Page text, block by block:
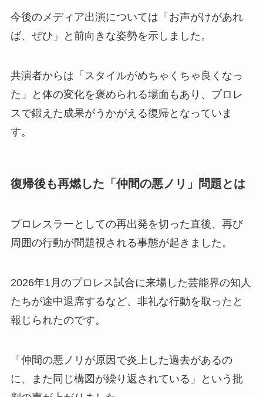
今後のメディア出演については「お声がけがあれ
ば、ぜひ」と前向きな姿勢を示しました。
共演者からは「スタイルがめちゃくちゃ良くなっ
た」と体の変化を褒められる場面もあり、プロレ
スで鍛えた成果がうかがえる復帰となっていま
す。
復帰後も再燃した「仲間の悪ノリ」問題とは
プロレスラーとしての再出発を切った直後、再び
周囲の行動が問題視される事態が起きました。
2026年1月のプロレス試合に来場した芸能界の知人
たちが途中退席するなど、非礼な行動を取ったと
報じられたのです。
「仲間の悪ノリが原因で炎上した過去があるの
に、また同じ構図が繰り返されている」という批